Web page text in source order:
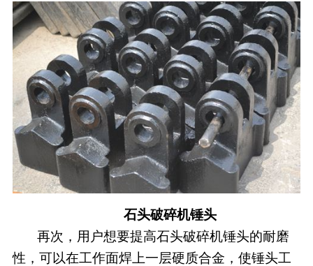
石头破碎机锤头
再次，用户想要提高石头破碎机锤头的耐磨
性，可以在工作面焊上一层硬质合金，使锤头工